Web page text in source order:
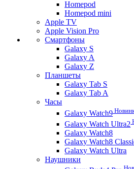
Homepod
Homepod mini
Apple TV
Apple Vision Pro
Смартфоны
Galaxy S
Galaxy A
Galaxy Z
Планшеты
Galaxy Tab S
Galaxy Tab A
Часы
Galaxy Watch9
Galaxy Watch Ultra2
Galaxy Watch8
Galaxy Watch8
Galaxy Watch Ultra
Наушники